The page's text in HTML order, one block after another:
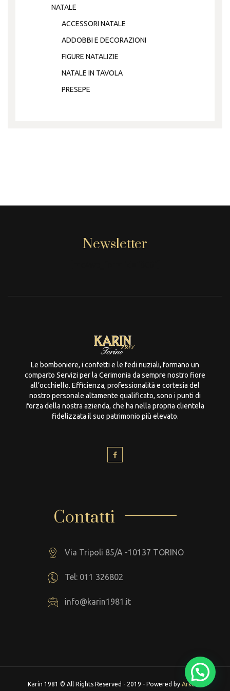
NATALE
ACCESSORI NATALE
ADDOBBI E DECORAZIONI
FIGURE NATALIZIE
NATALE IN TAVOLA
PRESEPE
Newsletter
Le bomboniere, i confetti e le fedi nuziali, formano un
comparto Servizi per la Cerimonia da sempre nostro fiore
all’occhiello. Efficienza, professionalità e cortesia del
nostro personale altamente qualificato, sono i punti di
forza della nostra azienda, che ha nella propria clientela
fidelizzata il suo patrimonio più elevato.
Contatti
Via Tripoli 85/A -10137 TORINO
Tel: 011 326802
info@karin1981.it
Karin 1981 © All Rights Reserved - 2019 - Powered by Arkeba